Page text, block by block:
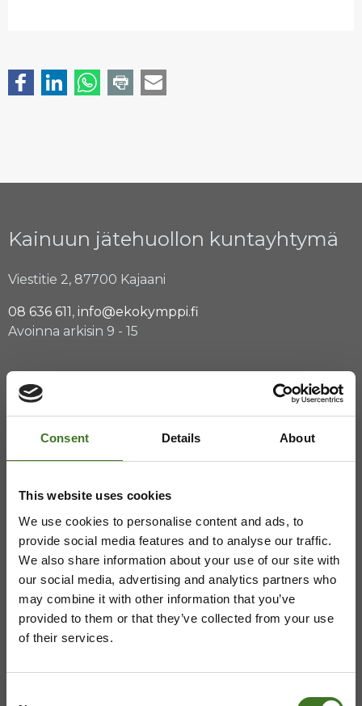
Consent Details About
This website uses cookies
We use cookies to personalise content and ads, to
provide social media features and to analyse our traffic.
We also share information about your use of our site with
our social media, advertising and analytics partners who
may combine it with other information that you’ve
provided to them or that they’ve collected from your use
of their services.
Kainuun jätehuollon kuntayhtymä
Viestitie 2, 87700 Kajaani
08 636 611, info@ekokymppi.fi
Avoinna arkisin 9 - 15
ASIAKASPALVELU
08 636 616,laskutus@ekokymppi.fi
Majasaaren jätekeskus
Mustantie 500, 87900 Kajaani
majasaari@ekokymppi.fi
Avoinna ma 8 - 18, ti - pe 8 - 16